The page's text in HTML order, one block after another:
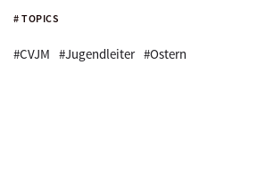
# TOPICS
#CVJM #Jugendleiter #Ostern